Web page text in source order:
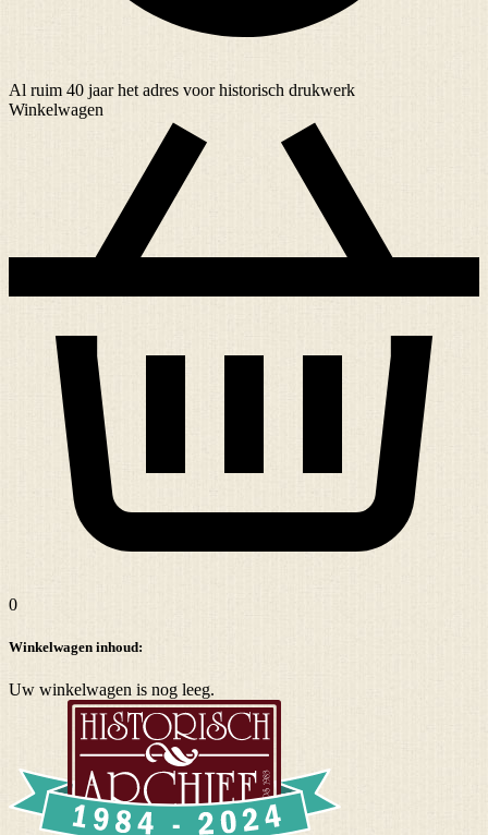
Al ruim 40 jaarhet adres voor historisch drukwerk
Winkelwagen
0
Winkelwagen inhoud:
Uw winkelwagen is nog leeg.